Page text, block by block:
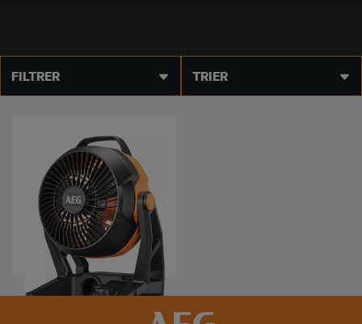
FILTRER TRIER
BAF 18
Product variations: x1